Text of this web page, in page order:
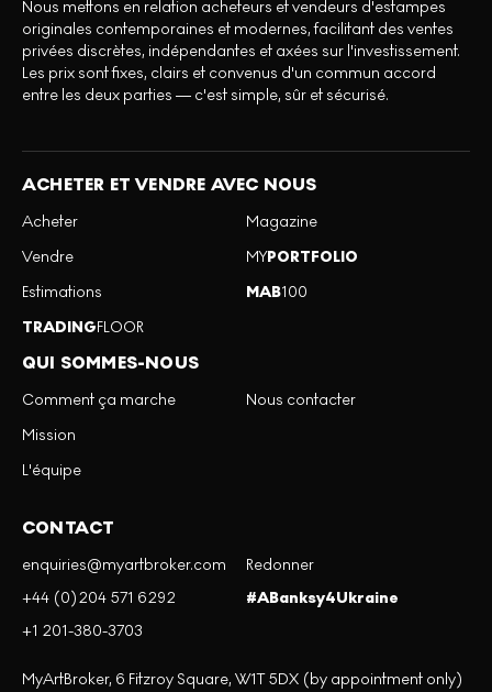
Nous mettons en relation acheteurs et vendeurs d'estampes
originales contemporaines et modernes, facilitant des ventes
privées discrètes, indépendantes et axées sur l'investissement.
Les prix sont fixes, clairs et convenus d'un commun accord
entre les deux parties — c'est simple, sûr et sécurisé.
ACHETER ET VENDRE AVEC NOUS
Acheter
Vendre
Estimations
TRADINGFLOOR
Magazine
MYPORTFOLIO
MAB100
QUI SOMMES-NOUS
Comment ça marche
Mission
L'équipe
Nous contacter
CONTACT
enquiries@myartbroker.com
+44 (0)204 571 6292
+1 201-380-3703
Redonner
#ABanksy4Ukraine
MyArtBroker, 6 Fitzroy Square, W1T 5DX (by appointment only)